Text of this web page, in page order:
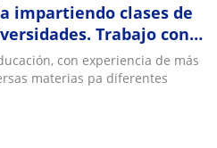
impartiendo clases de
Trabajo con
obtención de meta
con experiencia de más
materias pa diferentes